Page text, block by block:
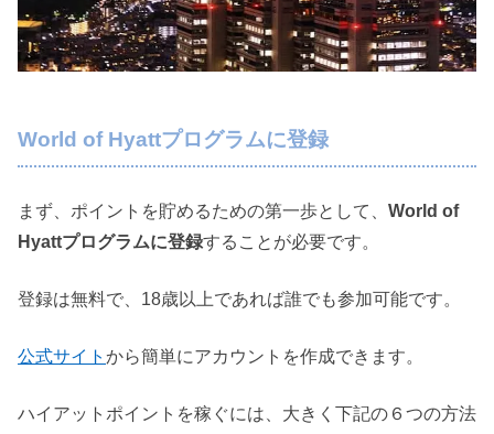
World of Hyattプログラムに登録
まず、ポイントを貯めるための第一歩として、 World of
Hyattプログラムに登録することが必要です。
登録は無料で、18歳以上であれば誰でも参加可能です。
公式サイト から簡単にアカウントを作成できます。
ハイアットポイントを稼ぐには、大きく下記の６つの方法